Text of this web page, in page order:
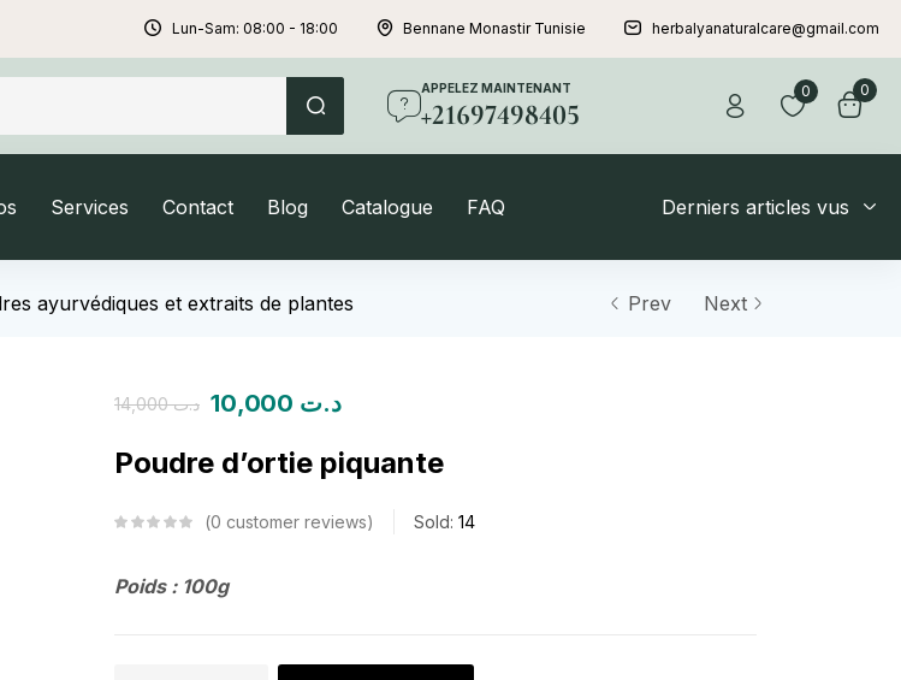
Lun-Sam: 08:00 - 18:00 Bennane Monastir Tunisie herbalyanaturalcare@gmail.com
APPELEZ MAINTENANT
+21697498405
0 0
Services Contact Blog Catalogue FAQ Derniers articles vus
ayurvédiques et extraits de plantes Prev Next
د.ت14,000 د.ت
Poudre d’ortie piquante
0 customer reviews Sold: 14
Poids : 100g